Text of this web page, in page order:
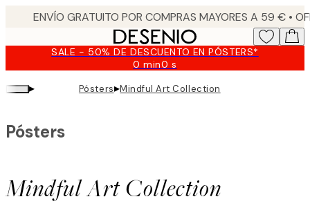
SALE - 50% DE DESCUENTO EN PÓSTERS*
0 min0 s
Válido
hasta:
2026-
▸ Pósters▸Mindful Art Collection
Mindful Art Collection
Pósters